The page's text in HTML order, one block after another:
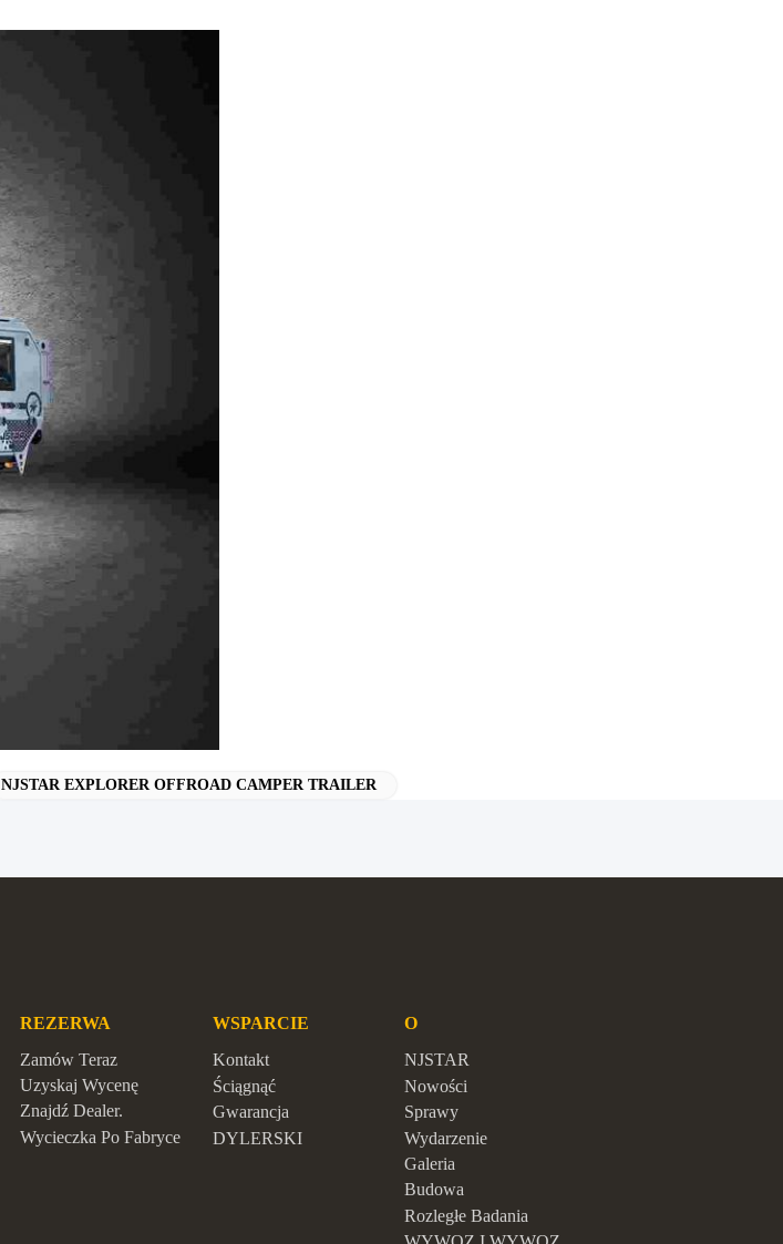
NJSTAR EXPLORER OFFROAD CAMPER TRAILER
REZERWA
Zamów Teraz
Uzyskaj Wycenę
Znajdź Dealer.
Wycieczka Po Fabryce
WSPARCIE
Kontakt
Ściągnąć
Gwarancja
DYLERSKI
O
NJSTAR
Nowości
Sprawy
Wydarzenie
Galeria
Budowa
Rozległe Badania